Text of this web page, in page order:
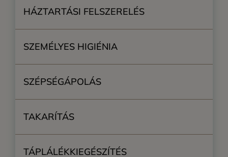
HÁZTARTÁSI FELSZERELÉS
SZEMÉLYES HIGIÉNIA
SZÉPSÉGÁPOLÁS
TAKARÍTÁS
TÁPLÁLÉKKIEGÉSZÍTÉS